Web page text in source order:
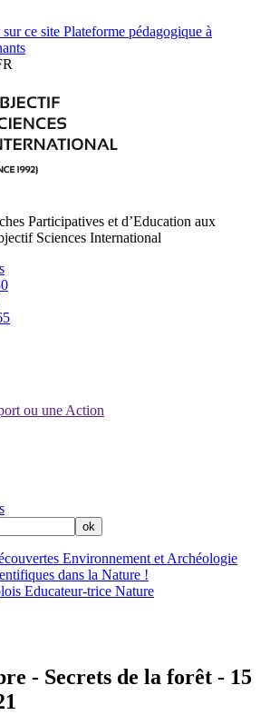
ce site Plateforme pédagogique à
Participatives et d’Education aux
Sciences International
ou une Action
Environnement et Archéologie
dans la Nature !
Educateur-trice Nature
- Secrets de la forêt - 15